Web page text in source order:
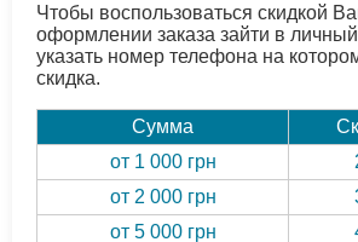
Чтобы воспользоваться скидкой
оформлении заказа зайти в
указать номер телефона на
скидка.
Сумма
от 1 000 грн
от 2 000 грн
от 5 000 грн